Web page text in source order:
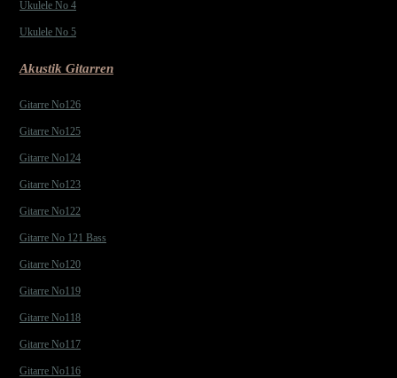
Ukulele No 4
Ukulele No 5
Akustik Gitarren
Gitarre No126
Gitarre No125
Gitarre No124
Gitarre No123
Gitarre No122
Gitarre No 121 Bass
Gitarre No120
Gitarre No119
Gitarre No118
Gitarre No117
Gitarre No116